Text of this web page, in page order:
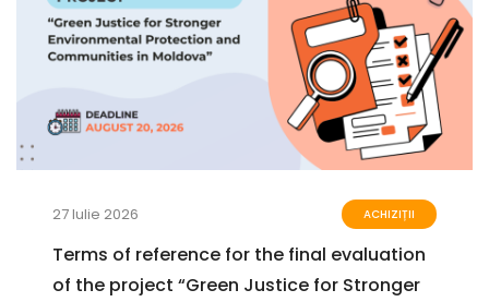
27 Iulie 2026 ACHIZIȚII
Terms of reference for the final evaluation
of the project “Green Justice for Stronger